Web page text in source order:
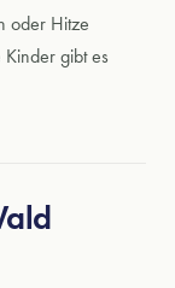
oder Hitze
gibt es